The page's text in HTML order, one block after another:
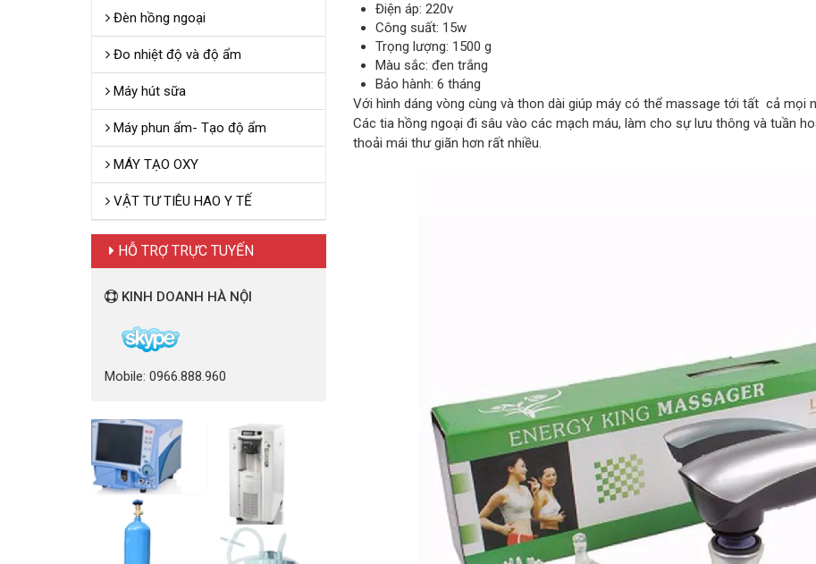
Điện áp: 220v
Công suất: 15w
Trọng lượng: 1500 g
Màu sắc: đen trắng
Bảo hành: 6 tháng
Với hình dáng vòng cùng và thon dài giúp máy có thể massage tới tất cả mọi
Các tia hồng ngoại đi sâu vào các mạch máu, làm cho sự lưu thông và tuần
thoải mái thư giãn hơn rất nhiều.
Đèn hồng ngoại
Đo nhiệt độ và độ ẩm
Máy hút sữa
Máy phun ẩm- Tạo độ ẩm
MÁY TẠO OXY
VẬT TƯ TIÊU HAO Y TẾ
HỖ TRỢ TRỰC TUYẾN
KINH DOANH HÀ NỘI
Mobile: 0966.888.960